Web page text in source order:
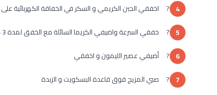
4 ? اخفقي الجبن الكريمي و السكر في الخفاقة الكهربائية
5 ? خففي السرعة واضيفي الكريما السائلة مع الخفق لمدة 3 دقائق
6 ? أضيفي عصير الليمون و اخفقي
7 ? صبي المزيج قوق قاعدة البسكويت و الزبدة